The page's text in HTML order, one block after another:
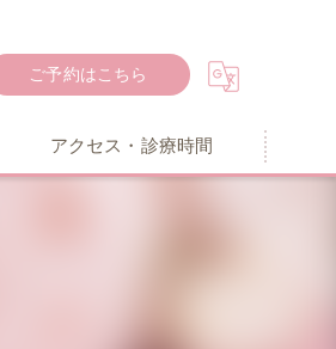
ご予約はこちら
アクセス・診療時間